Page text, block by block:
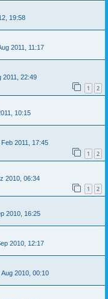
19:58
2011, 11:17
2011, 22:49
1 2
10:15
2011, 17:45
1 2
2010, 06:34
1 2
2010, 16:25
2010, 12:17
Aug 2010, 00:10